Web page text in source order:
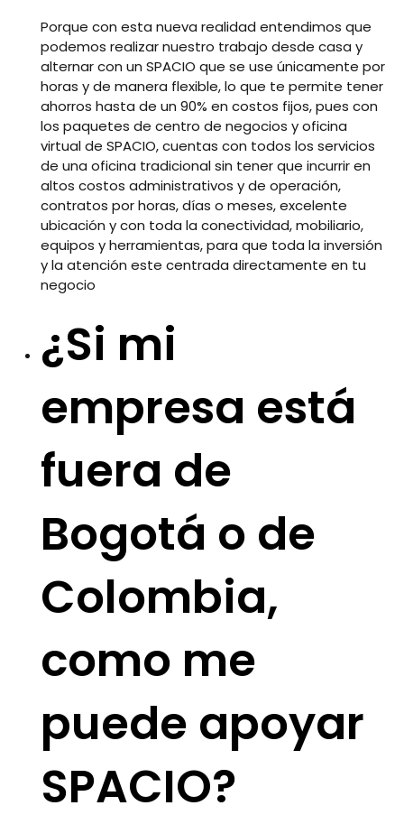
Porque con esta nueva realidad entendimos que
podemos realizar nuestro trabajo desde casa y
alternar con un SPACIO que se use únicamente por
horas y de manera flexible, lo que te permite tener
ahorros hasta de un 90% en costos fijos, pues con
los paquetes de centro de negocios y oficina
virtual de SPACIO, cuentas con todos los servicios
de una oficina tradicional sin tener que incurrir en
altos costos administrativos y de operación,
contratos por horas, días o meses, excelente
ubicación y con toda la conectividad, mobiliario,
equipos y herramientas, para que toda la inversión
y la atención este centrada directamente en tu
negocio
¿Si mi
empresa está
fuera de
Bogotá o de
Colombia,
como me
puede apoyar
SPACIO?